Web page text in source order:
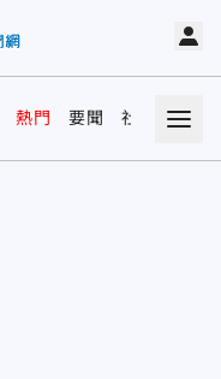
熱門 要聞 社會 娛樂